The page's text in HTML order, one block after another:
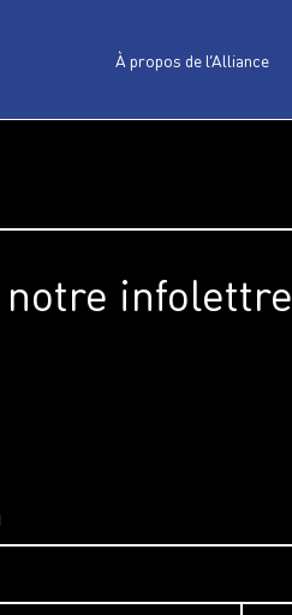
À propos de l’Alliance
infolettre